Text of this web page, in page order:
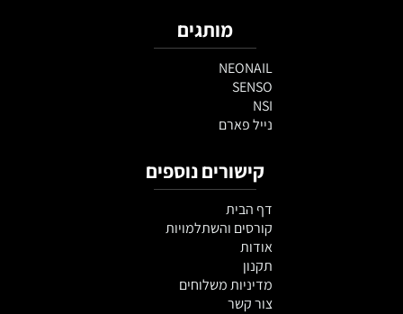
מותגים
NEONAIL
SENSO
NSI
נייל פארם
קישורים נוספים
דף הבית
קורסים והשתלמויות
אודות
תקנון
מדיניות משלוחים
צור קשר